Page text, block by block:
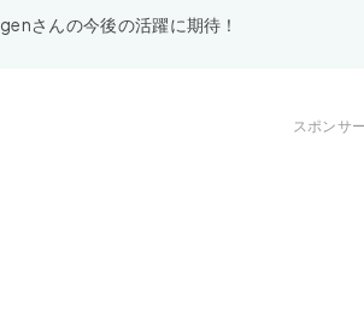
genさんの今後の活躍に期待！
スポンサ